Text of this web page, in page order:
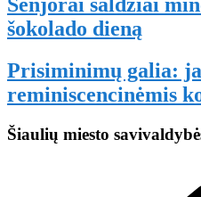
šokolado dieną
Prisiminimų galia:
reminiscencinėmis
Šiaulių miesto